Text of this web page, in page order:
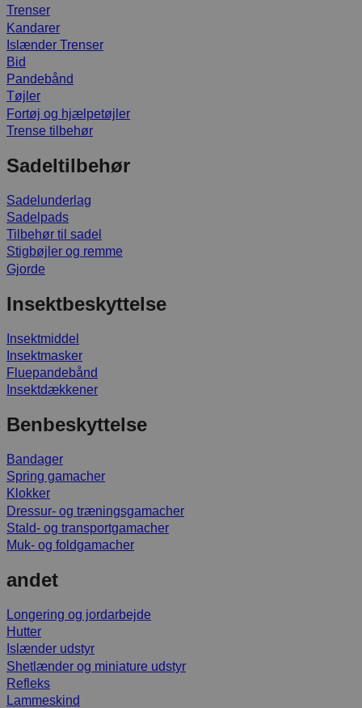
Trenser
Kandarer
Islænder Trenser
Bid
Pandebånd
Tøjler
Fortøj og hjælpetøjler
Trense tilbehør
Sadeltilbehør
Sadelunderlag
Sadelpads
Tilbehør til sadel
Stigbøjler og remme
Gjorde
Insektbeskyttelse
Insektmiddel
Insektmasker
Fluepandebånd
Insektdækkener
Benbeskyttelse
Bandager
Spring gamacher
Klokker
Dressur- og træningsgamacher
Stald- og transportgamacher
Muk- og foldgamacher
andet
Longering og jordarbejde
Hutter
Islænder udstyr
Shetlænder og miniature udstyr
Refleks
Lammeskind